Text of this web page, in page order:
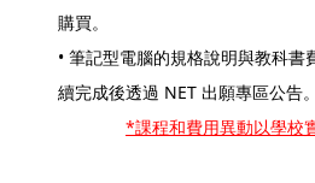
購買。
• 筆記型電腦的規格說明與教科書
續完成後透過 NET 出願專區公告。
*課程和費用異動以學校